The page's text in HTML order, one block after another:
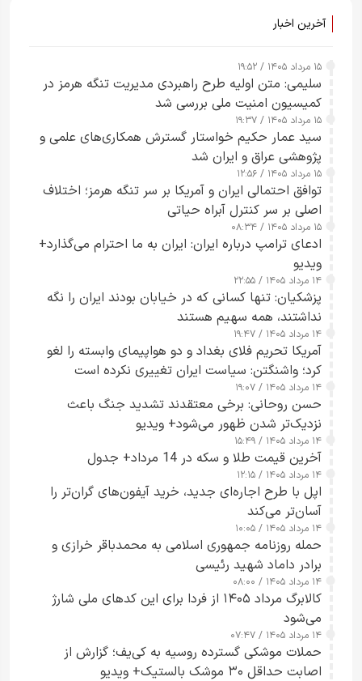
آخرین اخبار
۱۵ مرداد ۱۴۰۵ / ۱۹:۵۲
سلیمی: متن اولیه طرح راهبردی مدیریت تنگه هرمز در
کمیسیون امنیت ملی بررسی شد
۱۵ مرداد ۱۴۰۵ / ۱۹:۳۷
سید عمار حکیم خواستار گسترش همکاری‌های علمی و
پژوهشی عراق و ایران شد
۱۵ مرداد ۱۴۰۵ / ۱۲:۵۶
توافق احتمالی ایران و آمریکا بر سر تنگه هرمز؛ اختلاف
اصلی بر سر کنترل آبراه حیاتی
۱۵ مرداد ۱۴۰۵ / ۰۸:۳۴
ادعای ترامپ درباره ایران: ایران به ما احترام می‌گذارد+
ویدیو
۱۴ مرداد ۱۴۰۵ / ۲۲:۵۵
پزشکیان: تنها کسانی که در خیابان بودند ایران را نگه
نداشتند، همه سهیم هستند
۱۴ مرداد ۱۴۰۵ / ۱۹:۴۷
آمریکا تحریم فلای بغداد و دو هواپیمای وابسته را لغو
کرد؛ واشنگتن: سیاست ایران تغییری نکرده است
۱۴ مرداد ۱۴۰۵ / ۱۹:۰۷
حسن روحانی: برخی معتقدند تشدید جنگ باعث
نزدیک‌تر شدن ظهور می‌شود+ ویدیو
۱۴ مرداد ۱۴۰۵ / ۱۵:۴۹
آخرین قیمت طلا و سکه در 14 مرداد+ جدول
۱۴ مرداد ۱۴۰۵ / ۱۲:۱۵
اپل با طرح اجاره‌ای جدید، خرید آیفون‌های گران‌تر را
آسان‌تر می‌کند
۱۴ مرداد ۱۴۰۵ / ۱۰:۰۵
حمله روزنامه جمهوری اسلامی به محمدباقر خرازی و
برادر داماد شهید رئیسی
۱۴ مرداد ۱۴۰۵ / ۰۸:۰۰
کالابرگ مرداد ۱۴۰۵ از فردا برای این کدهای ملی شارژ
می‌شود
۱۴ مرداد ۱۴۰۵ / ۰۷:۴۷
حملات موشکی گسترده روسیه به کی‌یف؛ گزارش از
اصابت حداقل ۳۰ موشک بالستیک+ ویدیو